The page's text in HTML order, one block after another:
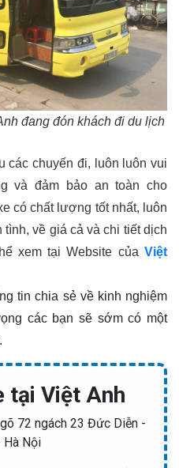
đang đón khách đi du lịch
các chuyến đi, luôn luôn vui
và đảm bảo an toàn cho
có chất lượng tốt nhất, luôn
về giá cả và chi tiết dịch
xem tại Website của Việt
tin chia sẻ về kinh nghiệm
các bạn sẽ sớm có một
tại Việt Anh
72 ngách 23 Đức Diễn -
Hà Nội